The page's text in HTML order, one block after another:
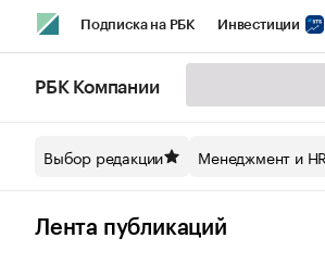
Подписка на РБК Инвестиции
Спецпроекты СПб
Технологии и медиа
РБК Компании
Выбор редакции Менеджмент и HR
Лента публикаций